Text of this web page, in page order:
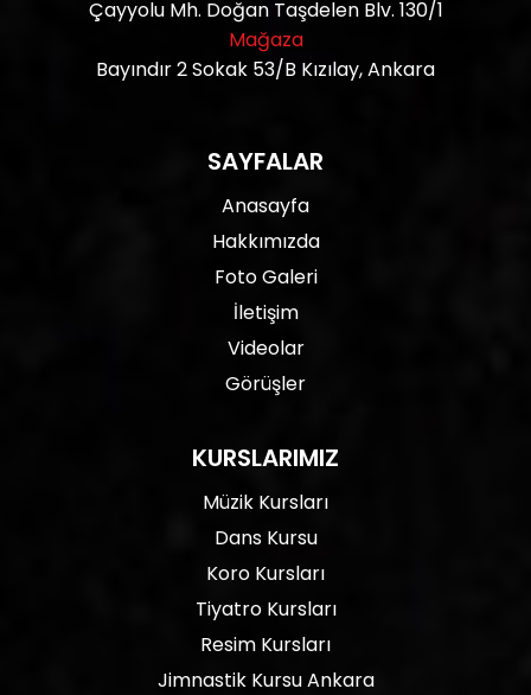
Çayyolu Mh. Doğan Taşdelen Blv. 130/1
Mağaza
Bayındır 2 Sokak 53/B Kızılay, Ankara
SAYFALAR
Anasayfa
Hakkımızda
Foto Galeri
İletişim
Videolar
Görüşler
KURSLARIMIZ
Müzik Kursları
Dans Kursu
Koro Kursları
Tiyatro Kursları
Resim Kursları
Jimnastik Kursu Ankara